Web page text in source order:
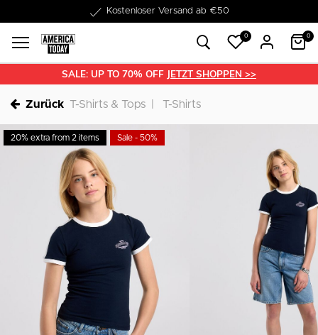
1-3 Werktage Lieferzeit
0 0
SALE: UP TO 70% OFF JETZT SHOPPEN >>
Zurück T-Shirts & Tops T-Shirts
20% extra from 2 items Sale - 50%